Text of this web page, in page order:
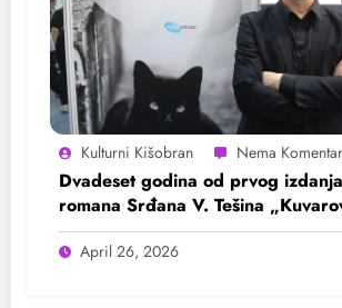
Kulturni Kišobran
Dvadeset godina od prvog izdanja
romana Srđana V. Tešina
kletve i druge gadosti“
April 26, 2026